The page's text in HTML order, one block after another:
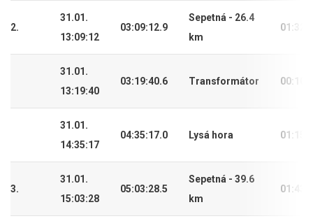
2.
31.01.
13:09:12
03:09:12.9
Sepetná - 26.4
km
31.01.
13:19:40
03:19:40.6 Transformátor
31.01.
14:35:17
04:35:17.0 Lysá hora
3.
31.01.
15:03:28
05:03:28.5
Sepetná - 39.6
km